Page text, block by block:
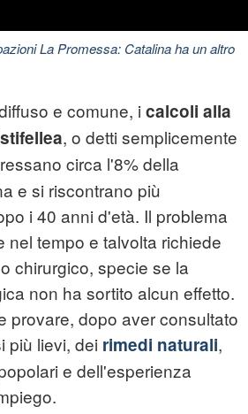
La Promessa: Catalina ha un altro
e comune, i calcoli alla
, o detti semplicemente
circa l'8% della
e si riscontrano più
i 40 anni d'età. Il problema
nel tempo e talvolta richiede
chirurgico, specie se la
non ha sortito alcun effetto.
provare, dopo aver consultato
più lievi, dei rimedi naturali,
e dell'esperienza